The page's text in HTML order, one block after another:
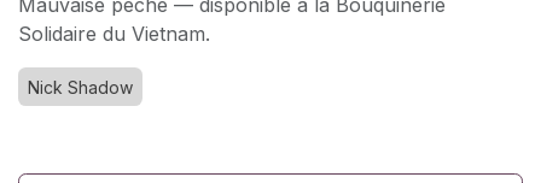
Mauvaise pêche — disponible à la Bouquinerie
Solidaire du Vietnam.
Nick Shadow